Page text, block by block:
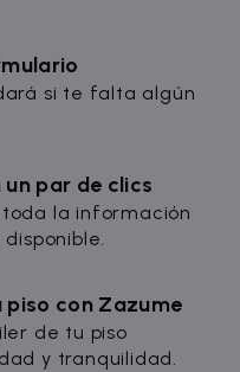
si te falta algún
par de clics
la información
piso con Zazume
de tu piso
y tranquilidad.